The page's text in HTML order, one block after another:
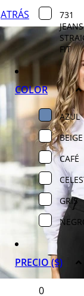
ATRÁS
731
JEANS
FIT
COLOR
AZUL
BEIGE
CAFÉ
GRIS
PRECIO ($)